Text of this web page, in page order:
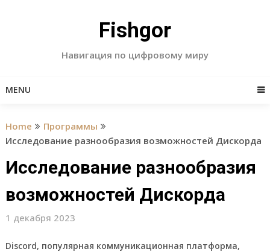
Fishgor
Навигация по цифровому миру
MENU
Home
Программы
Исследование разнообразия возможностей Дискорда
Исследование разнообразия
возможностей Дискорда
1 декабря 2023
Discord, популярная коммуникационная платформа,